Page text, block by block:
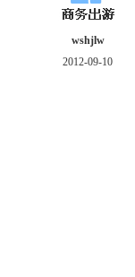
wshjlw
2012-09-10